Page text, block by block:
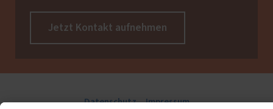
Jetzt Kontakt aufnehmen
Datenschutz Impressum